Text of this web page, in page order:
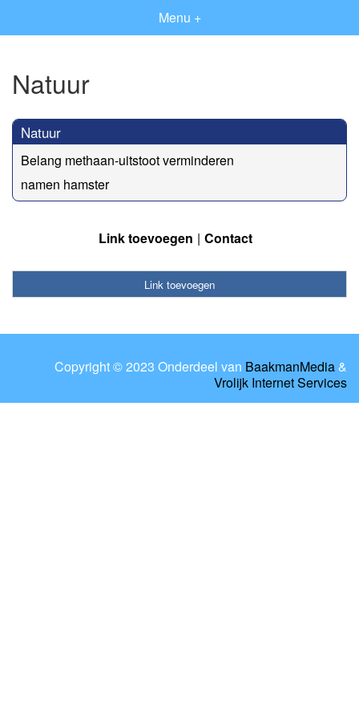
Menu +
Natuur
Natuur
Belang methaan-uitstoot verminderen
namen hamster
Link toevoegen Contact
Link toevoegen
Copyright © 2023 Onderdeel van BaakmanMedia &
Vrolijk Internet Services